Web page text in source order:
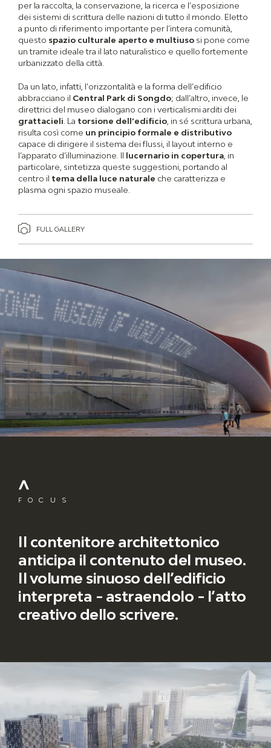
per la raccolta, la conservazione, la ricerca e l’esposizione
dei sistemi di scrittura delle nazioni di tutto il mondo. Eletto
a punto di riferimento importante per l’intera comunità,
questo spazio culturale aperto e multiuso si pone come
un tramite ideale tra il lato naturalistico e quello fortemente
urbanizzato della città.
Da un lato, infatti, l’orizzontalità e la forma dell’edificio
abbracciano il Central Park di Songdo; dall’altro, invece, le
direttrici del museo dialogano con i verticalismi arditi dei
grattacieli . La torsione dell’edificio , in sé scrittura urbana,
risulta così come un principio formale e distributivo
capace di dirigere il sistema dei flussi, il layout interno e
l’apparato d’illuminazione. Il lucernario in copertura , in
particolare, sintetizza queste suggestioni, portando al
centro il tema della luce naturale che caratterizza e
plasma ogni spazio museale.
FULL GALLERY
FOCUS
Il contenitore architettonico
anticipa il contenuto del museo.
Il volume sinuoso dell’edificio
interpreta - astraendolo - l’atto
creativo dello scrivere.